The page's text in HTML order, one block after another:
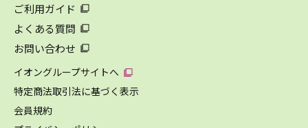
ご利用ガイド
よくある質問
お問い合わせ
イオングループサイトへ
特定商法取引法に基づく表示
会員規約